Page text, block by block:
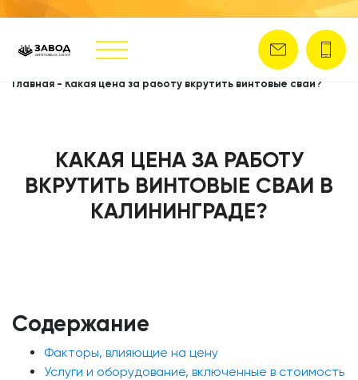
Главная - Какая цена за работу вкрутить винтовые сваи?
КАКАЯ ЦЕНА ЗА РАБОТУ
ВКРУТИТЬ ВИНТОВЫЕ СВАИ В
КАЛИНИНГРАДЕ?
Содержание
Факторы, влияющие на цену
Услуги и оборудование, включенные в стоимость